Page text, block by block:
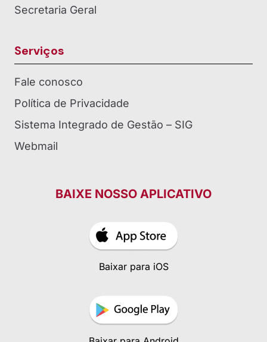
Secretaria Geral
Serviços
Fale conosco
Política de Privacidade
Sistema Integrado de Gestão – SIG
Webmail
BAIXE NOSSO APLICATIVO
Baixar para iOS